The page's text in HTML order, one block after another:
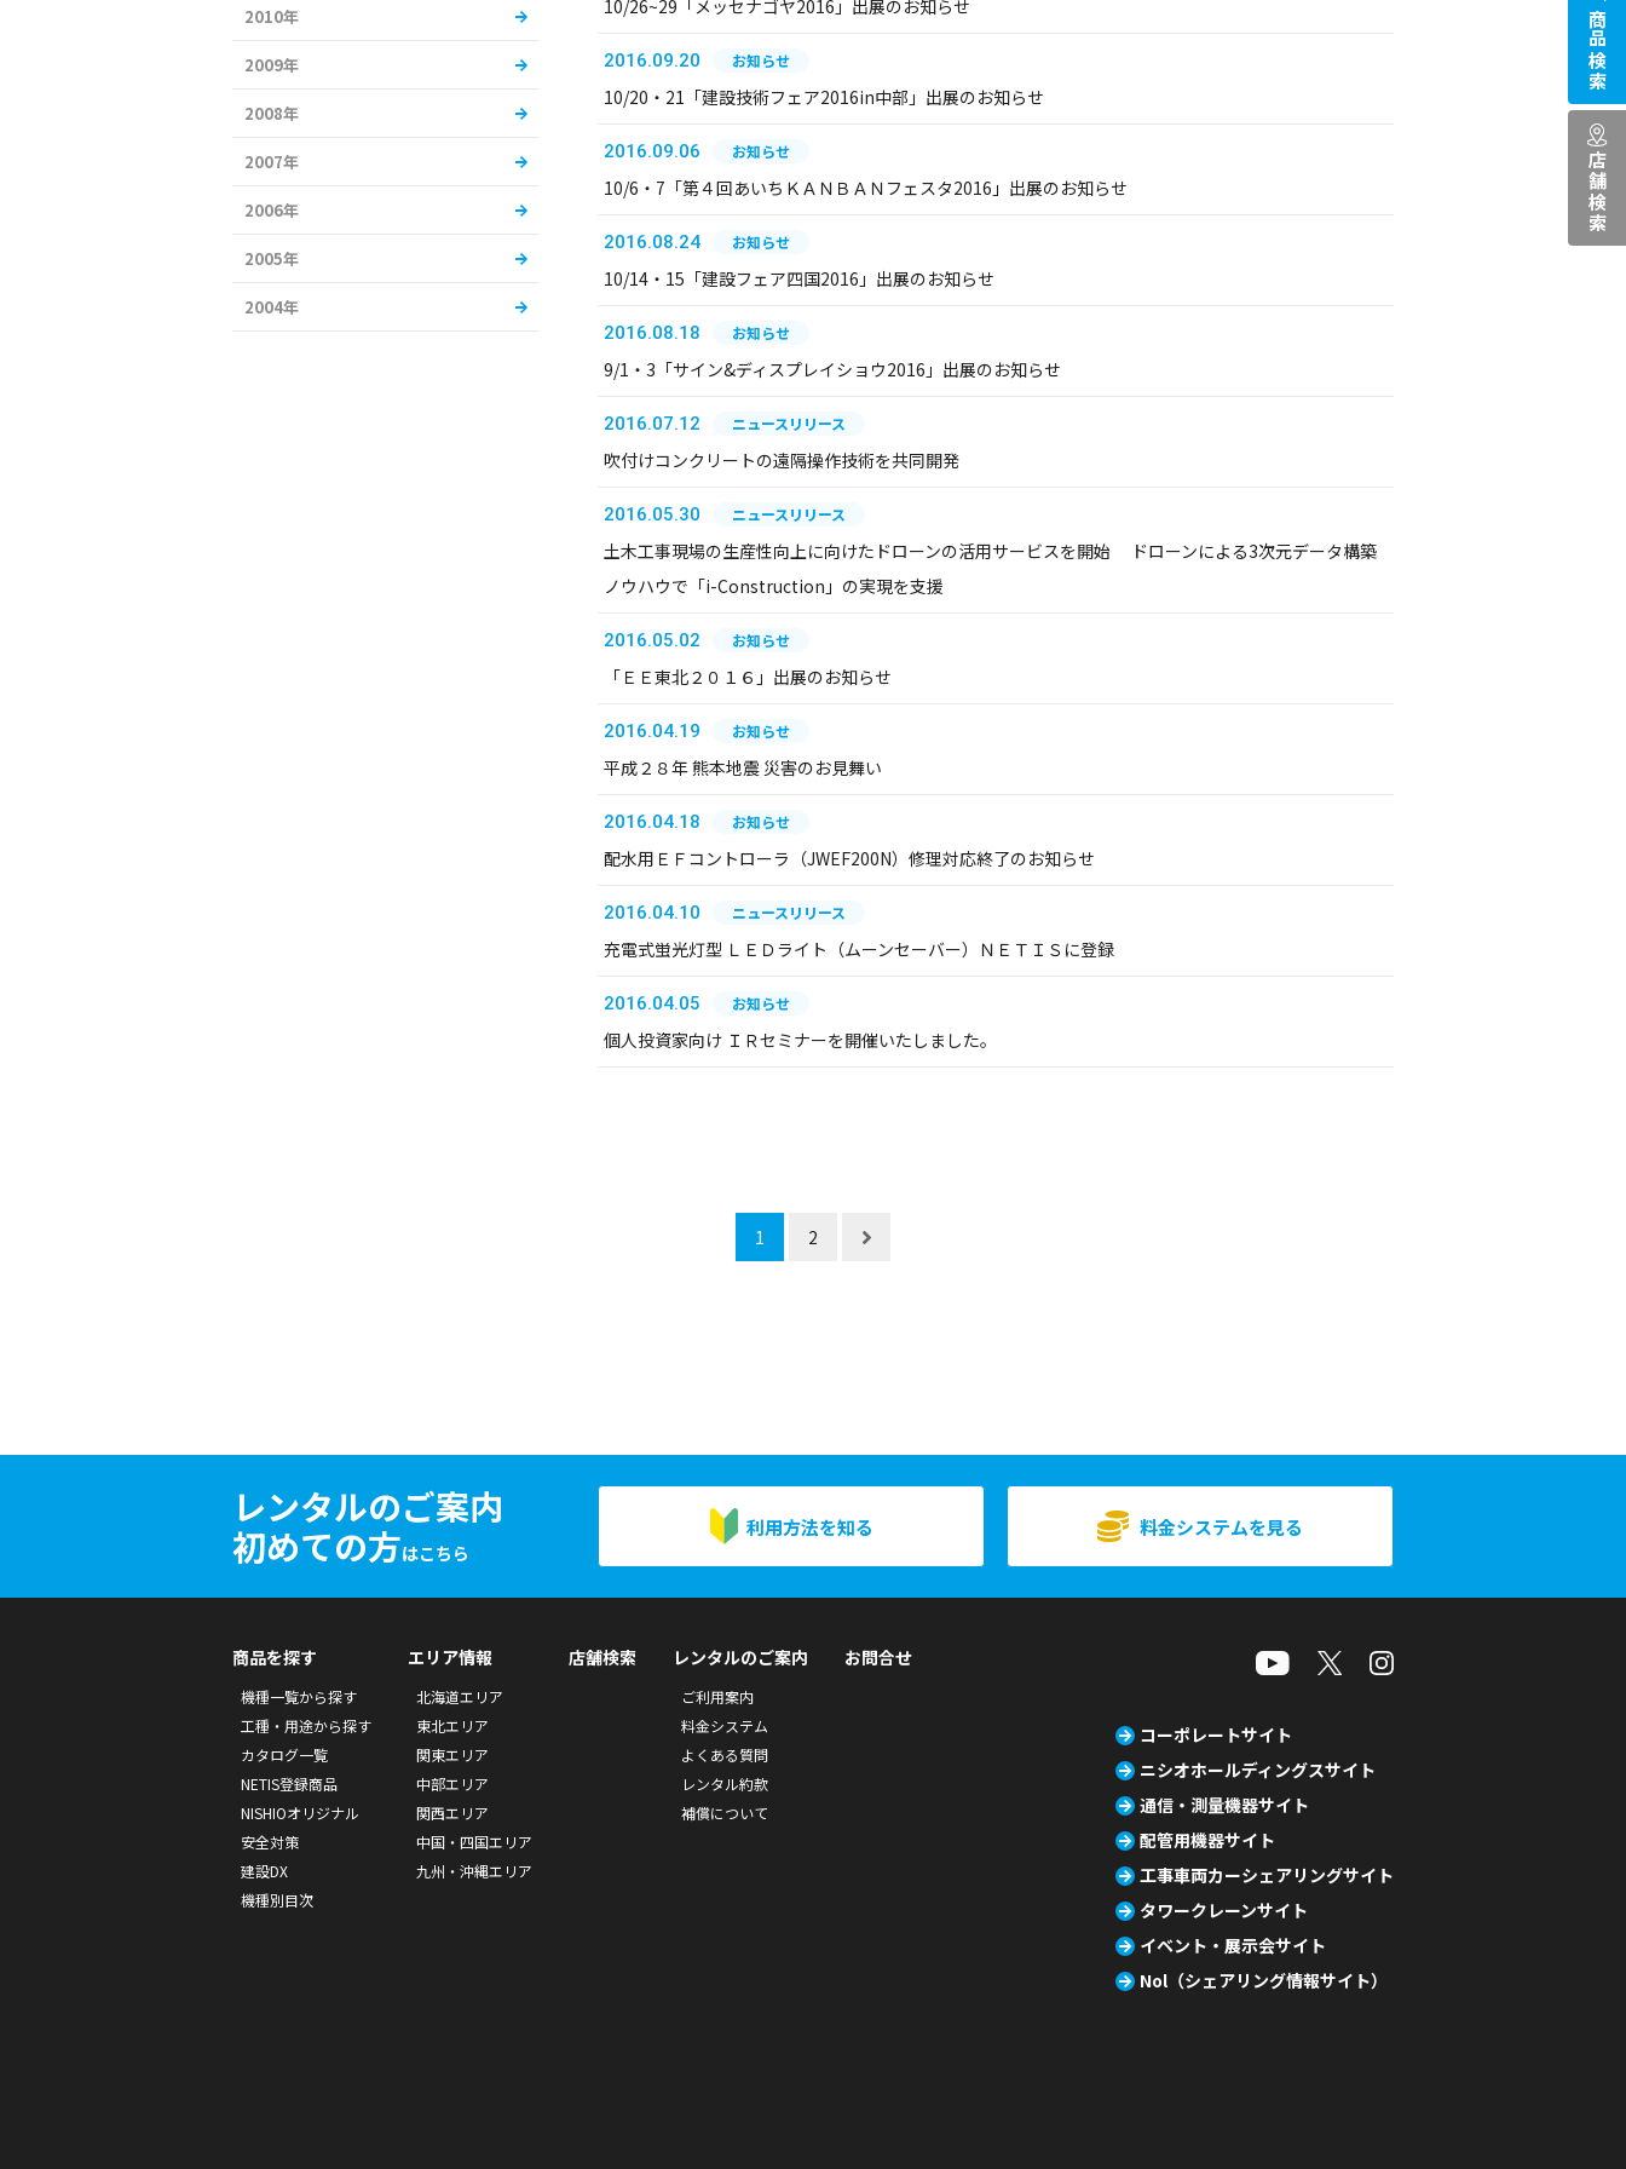
10/26~29「メッセナゴヤ2016」出展のお知らせ
2016.09.20 お知らせ
10/20・21「建設技術フェア2016in中部」出展のお知らせ
2016.09.06 お知らせ
10/6・7「第４回あいちＫＡＮＢＡＮフェスタ2016」出展のお知らせ
2016.08.24 お知らせ
10/14・15「建設フェア四国2016」出展のお知らせ
2016.08.18 お知らせ
9/1・3「サイン&ディスプレイショウ2016」出展のお知らせ
2016.07.12 ニュースリリース
吹付けコンクリートの遠隔操作技術を共同開発
2016.05.30 ニュースリリース
土木工事現場の生産性向上に向けたドローンの活用サービスを開始 ドローンによる3次元データ構築
ノウハウで「i-Construction」の実現を支援
2016.05.02 お知らせ
「ＥＥ東北２０１６」出展のお知らせ
2016.04.19 お知らせ
平成２８年 熊本地震 災害のお見舞い
2016.04.18 お知らせ
配水用ＥＦコントローラ（JWEF200N）修理対応終了のお知らせ
2016.04.10 ニュースリリース
充電式蛍光灯型 ＬＥＤライト（ムーンセーバー）ＮＥＴＩＳに登録
2016.04.05 お知らせ
個人投資家向け ＩＲセミナーを開催いたしました。
1 2
2010年
2009年
2008年
2007年
2006年
2005年
2004年
レンタルのご案内
初めての方はこちら
利用方法を知る 料金システムを見る
商品検索
店舗検索
商品を探す
機種一覧から探す
工種・用途から探す
カタログ一覧
NETIS登録商品
NISHIOオリジナル
安全対策
建設DX
機種別目次
エリア情報
北海道エリア
東北エリア
関東エリア
中部エリア
関西エリア
中国・四国エリア
九州・沖縄エリア
店舗検索 レンタルのご案内
ご利用案内
料金システム
よくある質問
レンタル約款
補償について
お問合せ
コーポレートサイト
ニシオホールディングスサイト
通信・測量機器サイト
配管用機器サイト
工事車両カーシェアリングサイト
タワークレーンサイト
イベント・展示会サイト
Nol（シェアリング情報サイト）